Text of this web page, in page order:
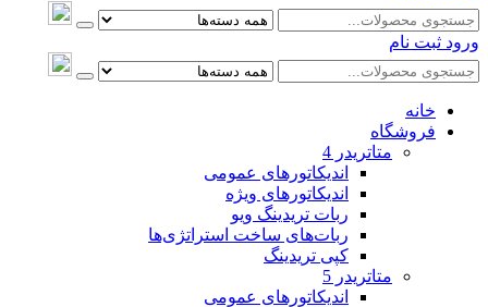
ورود ثبت نام
خانه
فروشگاه
متاتريدر 4
اندیکاتورهای عمومی
اندیکاتورهای ویژه
ربات تریدینگ ویو
ربات‌های ساخت استراتژی‌ها
کپی تریدینگ
متاتريدر 5
اندیکاتورهای عمومی